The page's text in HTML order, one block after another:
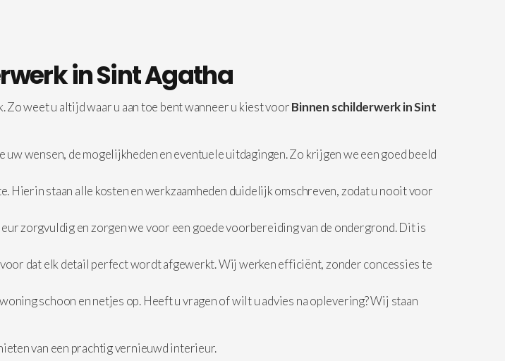
in Sint Agatha
weet u altijd waar u aan toe bent wanneer u kiest voorBinnen schilderwerk in Sint
wensen, de mogelijkheden en eventuele uitdagingen. Zo krijgen we een goed beeld
Hierin staan alle kosten en werkzaamheden duidelijk omschreven, zodat u nooit voor
zorgvuldig en zorgen we voor een goede voorbereiding van de ondergrond. Dit is
dat elk detail perfect wordt afgewerkt. Wij werken efficiënt, zonder concessies te
schoon en netjes op. Heeft u vragen of wilt u advies na oplevering? Wij staan
van een prachtig vernieuwd interieur.